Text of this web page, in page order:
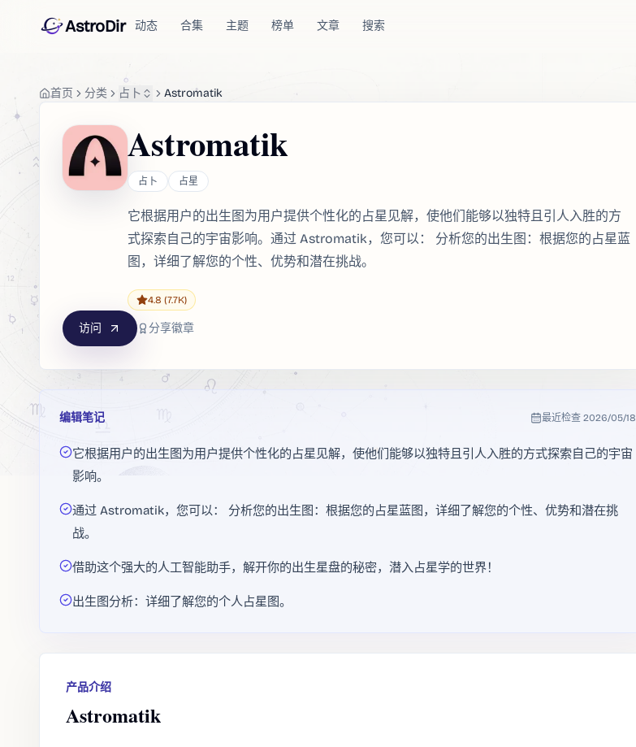
AstroDir 动态 合集 主题 榜单 文章 搜索
首页 分类 占卜 Astromatik
Astromatik
占卜 占星
它根据用户的出生图为用户提供个性化的占星见解，使他们能够以独特且引人入胜的方
式探索自己的宇宙影响。通过 Astromatik，您可以： 分析您的出生图：根据您的占星蓝
图，详细了解您的个性、优势和潜在挑战。
4.8 (7.7K)
访问 分享徽章
编辑笔记 最近检查 2026/05/18
它根据用户的出生图为用户提供个性化的占星见解，使他们能够以独特且引人入胜的方式探索自己的宇宙
影响。
通过 Astromatik，您可以： 分析您的出生图：根据您的占星蓝图，详细了解您的个性、优势和潜在挑
战。
借助这个强大的人工智能助手，解开你的出生星盘的秘密，潜入占星学的世界！
出生图分析：详细了解您的个人占星图。
产品介绍
Astromatik